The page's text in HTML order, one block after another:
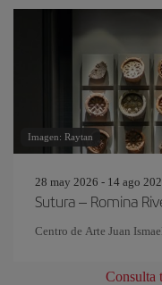
Imagen: Raytan
28 may 2026 - 14 ago
Sutura – Romina
Centro de Arte Juan
Consulta